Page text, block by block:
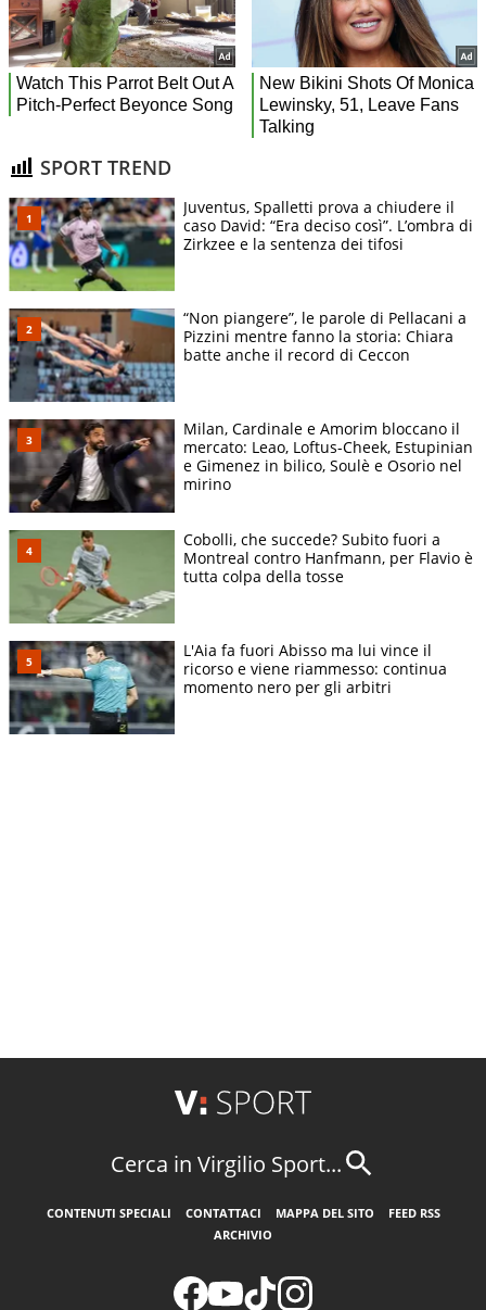
SPORT TREND
Juventus, Spalletti prova a chiudere il
caso David: “Era deciso così”. L’ombra di
Zirkzee e la sentenza dei tifosi
“Non piangere”, le parole di Pellacani a
Pizzini mentre fanno la storia: Chiara
batte anche il record di Ceccon
Milan, Cardinale e Amorim bloccano il
mercato: Leao, Loftus-Cheek, Estupinian
e Gimenez in bilico, Soulè e Osorio nel
mirino
Cobolli, che succede? Subito fuori a
Montreal contro Hanfmann, per Flavio è
tutta colpa della tosse
L'Aia fa fuori Abisso ma lui vince il
ricorso e viene riammesso: continua
momento nero per gli arbitri
Cerca in Virgilio Sport...
CONTENUTI SPECIALI CONTATTACI MAPPA DEL SITO
FEED RSS
ARCHIVIO